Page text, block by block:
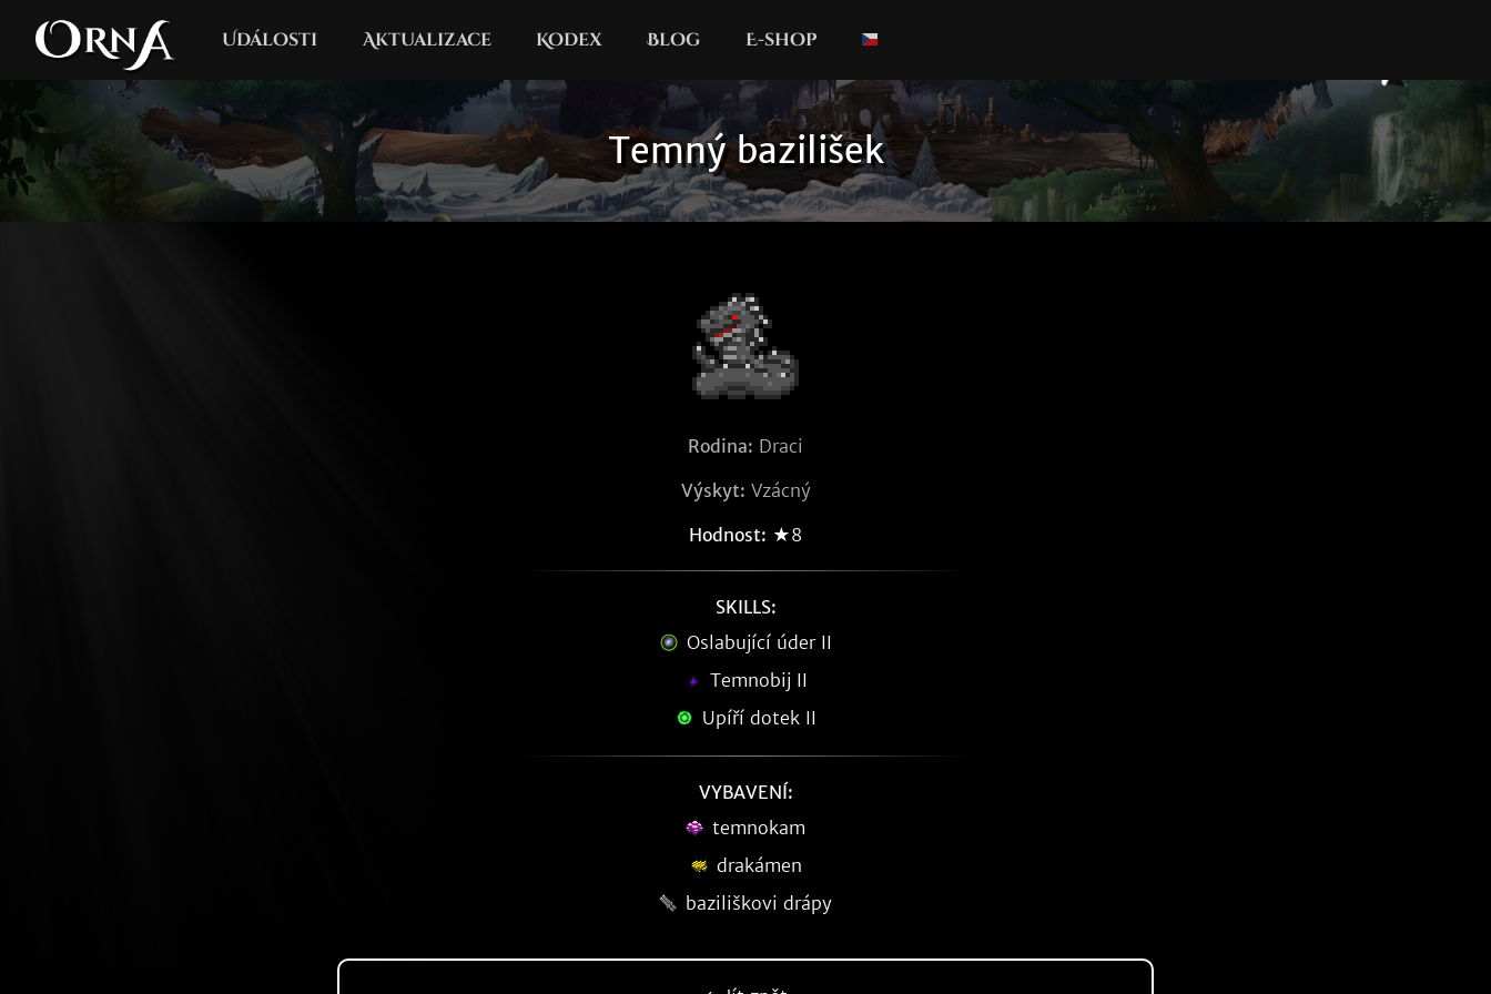
Události Aktualizace Kodex Blog E-shop
Temný bazilišek
Rodina: Draci
Výskyt: Vzácný
Hodnost: ★8
SKILLS:
Oslabující úder II
Temnobij II
Upíří dotek II
VYBAVENÍ:
temnokam
drakámen
baziliškovi drápy